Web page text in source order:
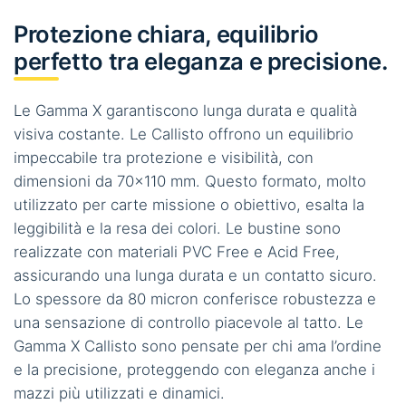
Protezione chiara, equilibrio
perfetto tra eleganza e precisione.
Le Gamma X garantiscono lunga durata e qualità
visiva costante. Le Callisto offrono un equilibrio
impeccabile tra protezione e visibilità, con
dimensioni da 70×110 mm. Questo formato, molto
utilizzato per carte missione o obiettivo, esalta la
leggibilità e la resa dei colori. Le bustine sono
realizzate con materiali PVC Free e Acid Free,
assicurando una lunga durata e un contatto sicuro.
Lo spessore da 80 micron conferisce robustezza e
una sensazione di controllo piacevole al tatto. Le
Gamma X Callisto sono pensate per chi ama l’ordine
e la precisione, proteggendo con eleganza anche i
mazzi più utilizzati e dinamici.